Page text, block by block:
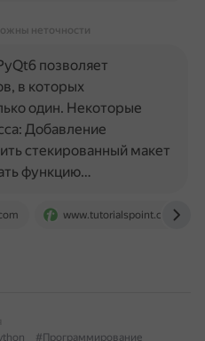
неточности
www.tutorialspoint.com
позволяет
в которых
один. Некоторые
Добавление
стекированный макет
функцию…
#Программирование